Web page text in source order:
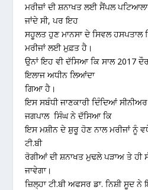
ਮਰੀਜ਼ਾਂ ਦੀ ਸ਼ਨਾਖਤ ਲਈ ਸੈਂਪਲ
ਜਾਂਦੇ ਸੀ, ਪਰ ਇਹ
ਸਹੂਲਤ ਹੁਣ ਮਾਨਸਾ ਦੇ ਸਿਵਲ
ਮਰੀਜਾਂ ਲਈ ਮੁਫ਼ਤ ਹੈ।
ਉਨਾਂ ਇਹ ਵੀ ਦੱਸਿਆ ਕਿ ਸਾਲ 2017
ਇਲਾਜ ਅਧੀਨ ਲਿਆਂਦਾ
ਗਿਆ ਹੈ।
ਇਸ ਸਬੰਧੀ ਜਾਣਕਾਰੀ ਦਿੰਦਿਆਂ
ਜਗਪਾਲ ਸਿੰਘ ਨੇ ਦੱਸਿਆ ਕਿ
ਇਸ ਮਸ਼ੀਨ ਦੇ ਸ਼ੁਰੂ ਹੋਣ ਨਾਲ ਮਰੀਜਾਂ ਨੂੰ
ਟੀ.ਬੀ
ਰੋਗੀਆਂ ਦੀ ਸ਼ਨਾਖਤ ਮੁਢਲੇ ਪੜਾਅ ਤੇ
ਜਾਵੇਗਾ।
ਜ਼ਿਲ੍ਹਾ ਟੀ.ਬੀ ਅਫਸਰ ਡਾ. ਨਿਸ਼ੀ ਸੂਦ ਨੇ